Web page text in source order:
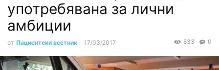
употребявана за лични
амбиции
от Пациентски вестник - 17/03/2017 0
833